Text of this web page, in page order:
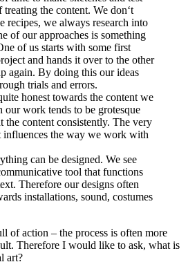
the content. We don‘t
recipes, we always research into
of our approaches is something
of us starts with some first
and hands it over to the other
again. By doing this our ideas
trials and errors.
honest towards the content we
work tends to be grotesque
the content consistently. The very
influences the way we work with
can be designed. We see
tool that functions
Therefore our designs often
installations, sound, costumes
of action – the process is often more
Therefore I would like to ask, what is
art?